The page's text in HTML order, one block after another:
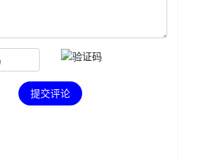
提交评论